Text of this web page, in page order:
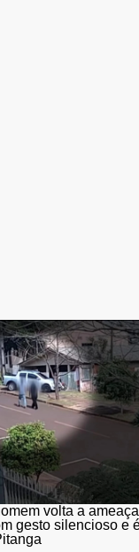
volta a
gesto silencioso e